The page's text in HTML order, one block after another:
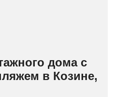
дома с
в Козине,